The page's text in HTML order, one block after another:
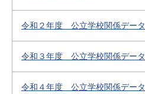
令和２年度 公立学校関係データ
令和３年度 公立学校関係データ
令和４年度 公立学校関係データ